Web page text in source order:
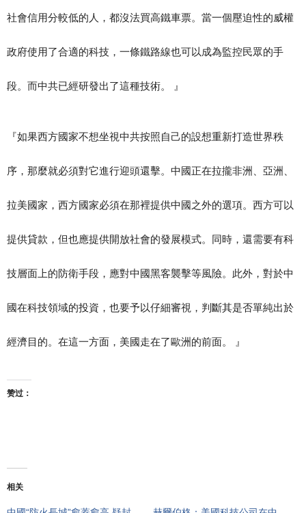
社會信用分較低的人，都沒法買高鐵車票。當一個壓迫性的威權
政府使用了合適的科技，一條鐵路線也可以成為監控民眾的手
段。而中共已經研發出了這種技術。 』
『如果西方國家不想坐視中共按照自己的設想重新打造世界秩
序，那麼就必須對它進行迎頭還擊。中國正在拉攏非洲、亞洲、
拉美國家，西方國家必須在那裡提供中國之外的選項。西方可以
提供貸款，但也應提供開放社會的發展模式。同時，還需要有科
技層面上的防衛手段，應對中國黑客襲擊等風險。此外，對於中
國在科技領域的投資，也要予以仔細審視，判斷其是否單純出於
經濟目的。在這一方面，美國走在了歐洲的前面。 』
赞过：
相关